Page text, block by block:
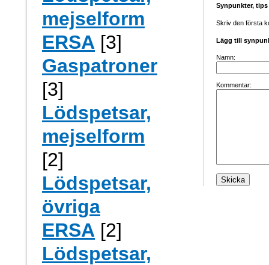
Synpunkter,
Skriv den första
Lägg till
Namn:
Kommentar:
mejselform
ERSA [3]
Gaspatroner
[3]
Lödspetsar,
mejselform
[2]
Lödspetsar,
övriga
ERSA [2]
Lödspetsar,